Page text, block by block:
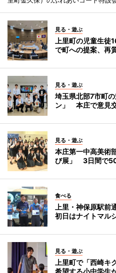
見る・遊ぶ
上里町の児童生
で町への提案、再
見る・遊ぶ
埼玉県北部7市町
ン」 本庄で意見
見る・遊ぶ
本庄第一中高美術
び展」 3日間で
食べる
上里・神保原駅
初日はナイトマル
見る・遊ぶ
上里町で「西崎
希望する小中学生